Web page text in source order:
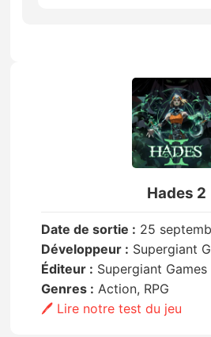
Hades 2
Date de sortie : 25
Développeur : Supergiant
Éditeur : Supergiant Games
Genres : Action, RPG
🖊️ Lire notre test du jeu